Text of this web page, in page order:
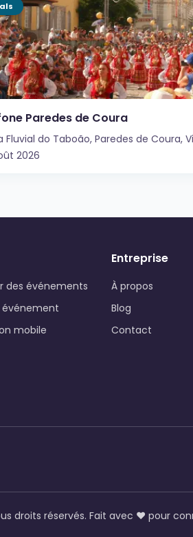
Paredes de Coura
2026
des événements
événement
mobile
Entreprise
À propos
Blog
Contact
droits réservés. Fait avec ❤️ pour